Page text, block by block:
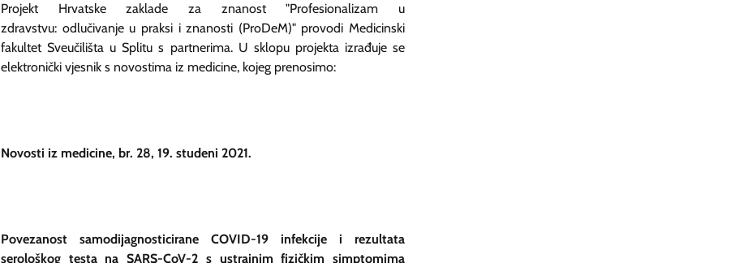
Projekt Hrvatske zaklade za znanost "Profesionalizam u
zdravstvu: odlučivanje u praksi i znanosti (ProDeM)" provodi Medicinski
fakultet Sveučilišta u Splitu s partnerima. U sklopu projekta izrađuje se
elektronički vjesnik s novostima iz medicine, kojeg prenosimo:
Novosti iz medicine, br. 28, 19. studeni 2021.
Povezanost samodijagnosticirane COVID-19 infekcije i rezultata
serološkog testa na SARS-CoV-2 s ustrajnim fizičkim simptomima